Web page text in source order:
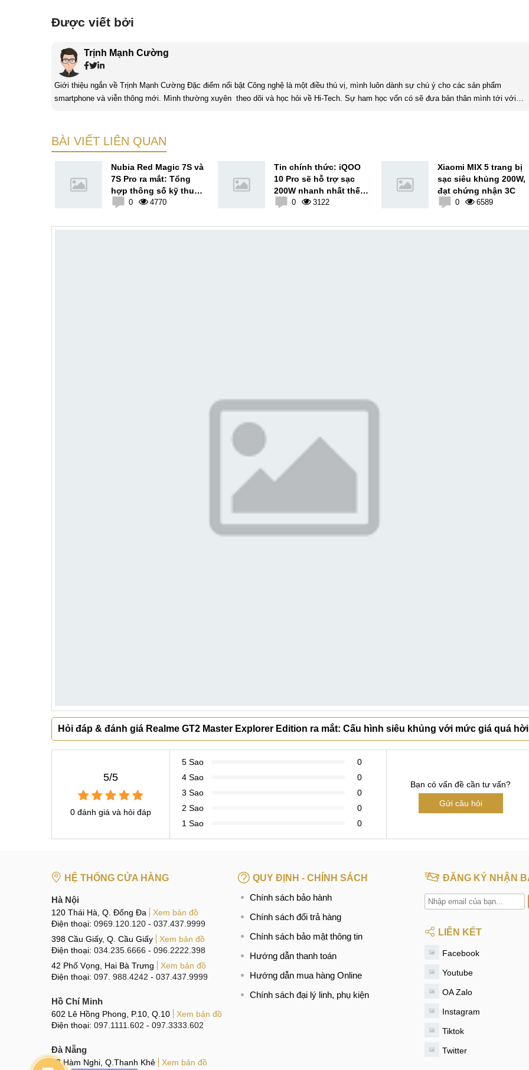
Được viết bởi
Trịnh Mạnh Cường
Giới thiệu ngắn về Trịnh Mạnh Cường Đặc điểm nổi bật Công nghệ là một điều thú vị, mình luôn dành sự chú ý cho các sản phẩm
smartphone và viễn thông mới. Mình thường xuyên theo dõi và học hỏi về Hi-Tech. Sự ham học vốn có sẽ đưa bản thân mình tới với
BÀI VIẾT LIÊN QUAN
Nubia Red Magic 7S và
7S Pro ra mắt: Tổng
hợp thông số kỹ thuật
và giá bán
0 4770
Tin chính thức: iQOO
10 Pro sẽ hỗ trợ sạc
200W nhanh nhất thế
0 3122
Xiaomi MIX 5 trang bị
sạc siêu khủng 200W,
đạt chứng nhận 3C
0 6589
Hỏi đáp & đánh giá Realme GT2 Master Explorer Edition ra mắt: Cấu hình siêu khủng với mức giá quá hời
5/5
0 đánh giá và hỏi đáp
5 Sao
0
4 Sao
0
3 Sao
0
2 Sao
0
1 Sao
0
Bạn có vấn đề cần tư vấn?
Gửi câu hỏi
HỆ THỐNG CỬA HÀNG
Hà Nội
120 Thái Hà, Q. Đống Đa
Xem bản đồ
Điện thoại: 0969.120.120 - 037.437.9999
398 Cầu Giấy, Q. Cầu Giấy
Xem bản đồ
Điện thoại: 034.235.6666 - 096.2222.398
42 Phố Vọng, Hai Bà Trưng
Xem bản đồ
Điện thoại: 097. 988.4242 - 037.437.9999
Hồ Chí Minh
602 Lê Hồng Phong, P.10, Q.10
Xem bản đồ
Điện thoại: 097.1111.602 - 097.3333.602
Đà Nẵng
97 Hàm Nghi, Q.Thanh Khê
Xem bản đồ
QUY ĐỊNH - CHÍNH SÁCH
Chính sách bảo hành
Chính sách đổi trả hàng
Chính sách bảo mật thông tin
Hướng dẫn thanh toán
Hướng dẫn mua hàng Online
Chính sách đại lý linh, phụ kiện
ĐĂNG KÝ NHẬN
LIÊN KẾT
Facebook
Youtube
OA Zalo
Instagram
Tiktok
Twitter